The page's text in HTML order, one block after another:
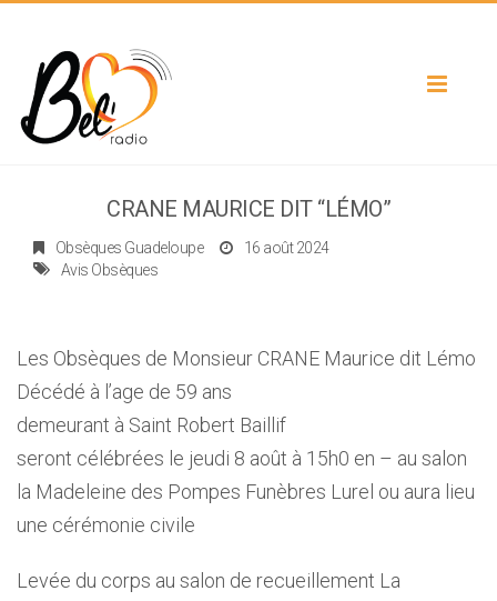
Toggle
CRANE MAURICE DIT “LÉMO”
Obsèques Guadeloupe
16 août 2024
Avis Obsèques
Les Obsèques de Monsieur CRANE Maurice dit Lémo
Décédé à l’age de 59 ans
demeurant à Saint Robert Baillif
seront célébrées le jeudi 8 août à 15h0 en – au salon
la Madeleine des Pompes Funèbres Lurel ou aura lieu
une cérémonie civile
Levée du corps au salon de recueillement La